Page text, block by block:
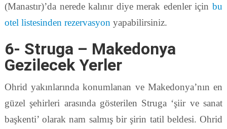
(Manastır)’da nerede kalınır diye merak edenler içinbu
otel listesinden rezervasyon yapabilirsiniz.
6- Struga – Makedonya
Gezilecek Yerler
Ohrid yakınlarında konumlanan ve Makedonya’nın en
güzel şehirleri arasında gösterilen Struga ‘şiir ve sanat
başkenti’ olarak nam salmış bir şirin tatil beldesi. Ohrid